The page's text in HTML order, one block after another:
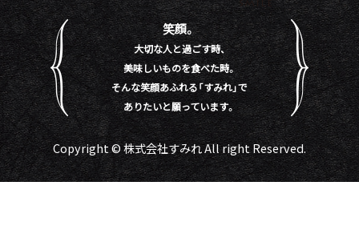
笑顔。
大切な人と過ごす時、
美味しいものを食べた時。
そんな笑顔あふれる「すみれ」で
ありたいと願っています。
Copyright © 株式会社すみれ All right Reserved.